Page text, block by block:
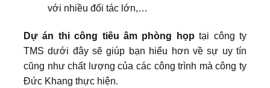
với nhiều đối tác lớn,…
Dự án thi công tiêu âm phòng họp tại công ty
TMS dưới đây sẽ giúp bạn hiểu hơn về sự uy tín
cũng như chất lượng của các công trình mà công ty
Đức Khang thực hiện.